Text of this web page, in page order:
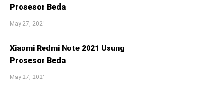
Prosesor Beda
May 27, 2021
Xiaomi Redmi Note 2021 Usung
Prosesor Beda
May 27, 2021